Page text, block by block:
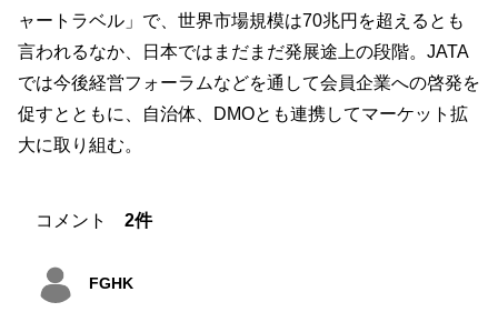
ャートラベル」で、世界市場規模は70兆円を超えるとも
言われるなか、日本ではまだまだ発展途上の段階。JATA
では今後経営フォーラムなどを通して会員企業への啓発を
促すとともに、自治体、DMOとも連携してマーケット拡
大に取り組む。
コメント 2件
FGHK